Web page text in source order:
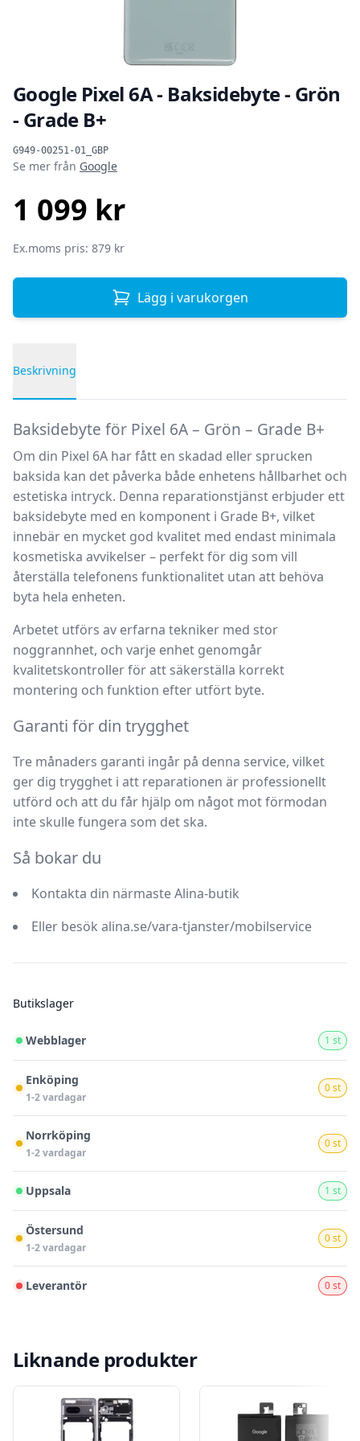
Google Pixel 6A - Baksidebyte - Grön
- Grade B+
G949-00251-01_GBP
Produktinformation
Se mer från Google
1 099 kr
Ex.moms pris: 879 kr
Lägg i varukorgen
Beskrivning
Baksidebyte för Pixel 6A – Grön – Grade B+
Om din Pixel 6A har fått en skadad eller sprucken
baksida kan det påverka både enhetens hållbarhet och
estetiska intryck. Denna reparationstjänst erbjuder ett
baksidebyte med en komponent i Grade B+, vilket
innebär en mycket god kvalitet med endast minimala
kosmetiska avvikelser – perfekt för dig som vill
återställa telefonens funktionalitet utan att behöva
byta hela enheten.
Arbetet utförs av erfarna tekniker med stor
noggrannhet, och varje enhet genomgår
kvalitetskontroller för att säkerställa korrekt
montering och funktion efter utfört byte.
Garanti för din trygghet
Tre månaders garanti ingår på denna service, vilket
ger dig trygghet i att reparationen är professionellt
utförd och att du får hjälp om något mot förmodan
inte skulle fungera som det ska.
Så bokar du
Kontakta din närmaste Alina-butik
Eller besök alina.se/vara-tjanster/mobilservice
Butikslager
Webblager 1 st
Enköping
1-2 vardagar
0 st
Norrköping
1-2 vardagar
0 st
Uppsala 1 st
Östersund
1-2 vardagar
0 st
Leverantör 0 st
Liknande produkter